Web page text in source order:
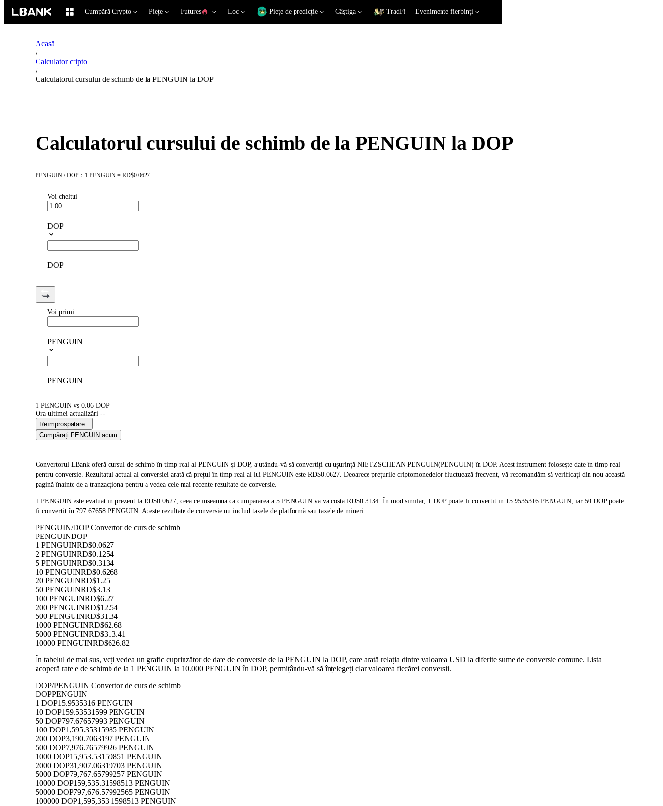
Cumpără Crypto Piețe Futures Loc Piețe de predicție Câştiga TradFi Evenimente fierbinți
Acasă
/
Calculator cripto
/
Calculatorul cursului de schimb de la PENGUIN la DOP
Calculatorul cursului de schimb de la PENGUIN la DOP
PENGUIN / DOP：1 PENGUIN = RD$0.0627
Voi cheltui
DOP
DOP
Voi primi
PENGUIN
PENGUIN
1 PENGUIN vs 0.06 DOP
Ora ultimei actualizări --
Reîmprospătare
Cumpărați PENGUIN acum
Convertorul LBank oferă cursul de schimb în timp real al PENGUIN și DOP, ajutându-vă să convertiți cu ușurință NIETZSCHEAN PENGUIN(PENGUIN) în DOP. Acest instrument folosește date în timp real
pentru conversie. Rezultatul actual al conversiei arată că prețul în timp real al lui PENGUIN este RD$0.0627. Deoarece prețurile criptomonedelor fluctuează frecvent, vă recomandăm să verificați din nou această
pagină înainte de a tranzacționa pentru a vedea cele mai recente rezultate de conversie.
1 PENGUIN este evaluat în prezent la RD$0.0627, ceea ce înseamnă că cumpărarea a 5 PENGUIN vă va costa RD$0.3134. În mod similar, 1 DOP poate fi convertit în 15.9535316 PENGUIN, iar 50 DOP poate
fi convertit în 797.67658 PENGUIN. Aceste rezultate de conversie nu includ taxele de platformă sau taxele de mineri.
PENGUIN/DOP Convertor de curs de schimb
PENGUINDOP
1 PENGUINRD$0.0627
2 PENGUINRD$0.1254
5 PENGUINRD$0.3134
10 PENGUINRD$0.6268
20 PENGUINRD$1.25
50 PENGUINRD$3.13
100 PENGUINRD$6.27
200 PENGUINRD$12.54
500 PENGUINRD$31.34
1000 PENGUINRD$62.68
5000 PENGUINRD$313.41
10000 PENGUINRD$626.82
În tabelul de mai sus, veți vedea un grafic cuprinzător de date de conversie de la PENGUIN la DOP, care arată relația dintre valoarea USD la diferite sume de conversie comune. Lista
acoperă ratele de schimb de la 1 PENGUIN la 10.000 PENGUIN în DOP, permițându-vă să înțelegeți clar valoarea fiecărei conversii.
DOP/PENGUIN Convertor de curs de schimb
DOPPENGUIN
1 DOP15.9535316 PENGUIN
10 DOP159.53531599 PENGUIN
50 DOP797.67657993 PENGUIN
100 DOP1,595.35315985 PENGUIN
200 DOP3,190.7063197 PENGUIN
500 DOP7,976.76579926 PENGUIN
1000 DOP15,953.53159851 PENGUIN
2000 DOP31,907.06319703 PENGUIN
5000 DOP79,767.65799257 PENGUIN
10000 DOP159,535.31598513 PENGUIN
50000 DOP797,676.57992565 PENGUIN
100000 DOP1,595,353.1598513 PENGUIN